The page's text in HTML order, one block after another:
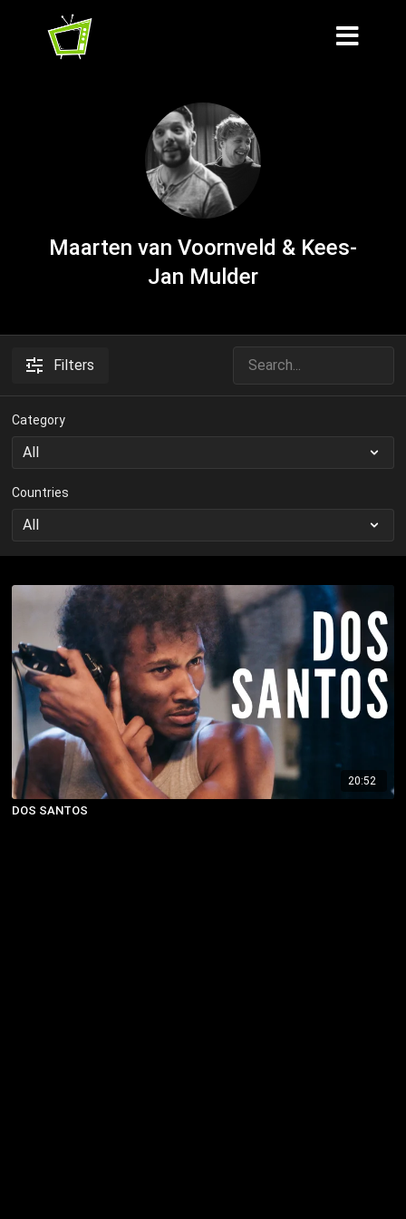
Maarten van Voornveld & Kees-
Jan Mulder
Filters
Category
Countries
20:52
DOS SANTOS